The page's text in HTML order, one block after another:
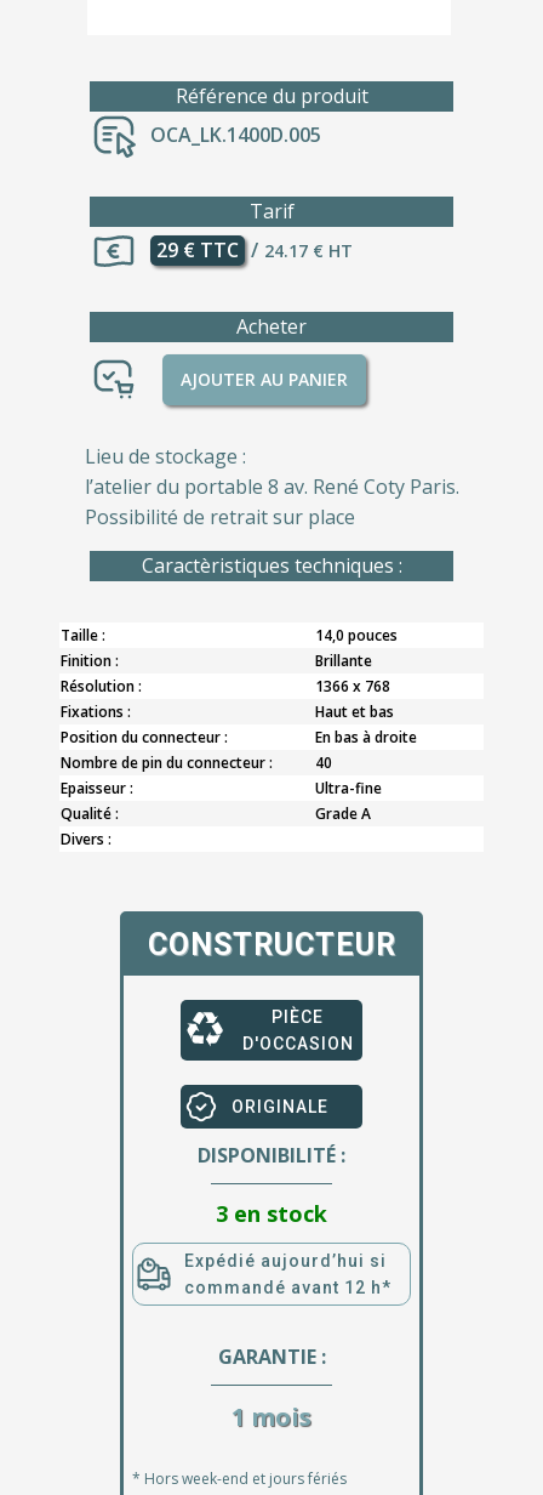
Référence du produit
OCA_LK.1400D.005
Tarif
29 € TTC / 24.17 € HT
Acheter
AJOUTER AU PANIER
Lieu de stockage :
l’atelier du portable 8 av. René Coty Paris.
Possibilité de retrait sur place
Caractèristiques techniques :
Taille :
14,0 pouces
Finition :
Brillante
Résolution :
1366 x 768
Fixations :
Haut et bas
Position du connecteur :
En bas à droite
Nombre de pin du connecteur :
40
Epaisseur :
Ultra-fine
Qualité :
Grade A
Divers :
CONSTRUCTEUR
PIÈCE
D'OCCASION
ORIGINALE
DISPONIBILITÉ :
3 en stock
Expédié aujourd’hui si
commandé avant 12 h*
GARANTIE :
1 mois
* Hors week-end et jours fériés